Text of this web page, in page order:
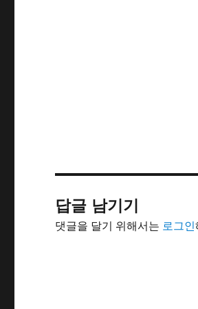
답글 남기기
댓글을 달기 위해서는 로그인